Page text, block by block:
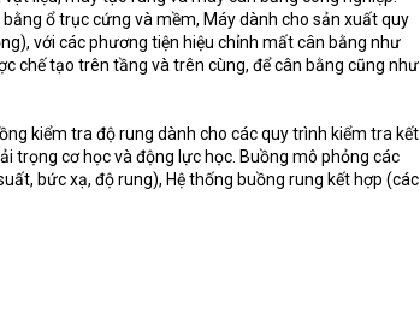
ổ trục cứng và mềm, Máy dành cho sản xuất quy
với các phương tiện hiệu chỉnh mất cân bằng như
chế tạo trên tầng và trên cùng, để cân bằng cũng như
kiểm tra độ rung dành cho các quy trình kiểm tra kết
trọng cơ học và động lực học. Buồng mô phỏng các
bức xạ, độ rung), Hệ thống buồng rung kết hợp (các